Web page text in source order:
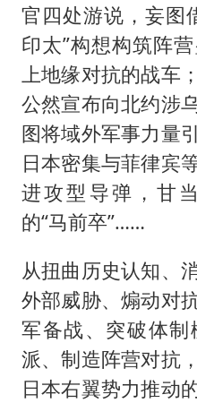
官四处游说，妄图
印太”构想构筑阵
上地缘对抗的战车
公然宣布向北约涉
图将域外军事力量
日本密集与菲律宾
进攻型导弹，甘
的“马前卒”……
从扭曲历史认知、
外部威胁、煽动对
军备战、突破体
派、制造阵营对抗
日本右翼势力推动